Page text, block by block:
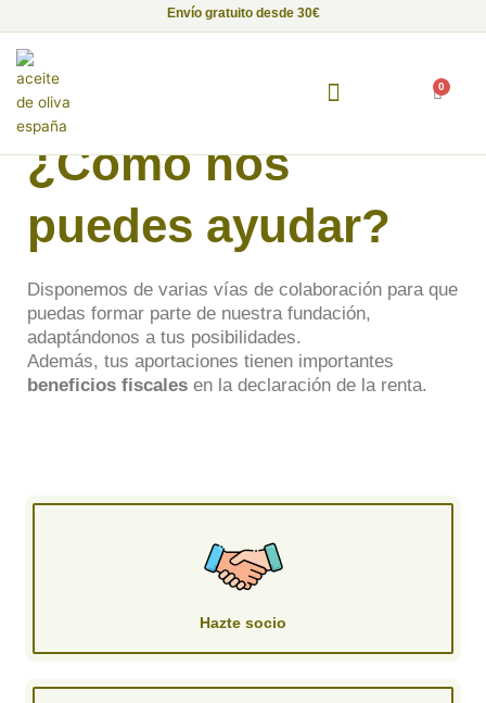
al
contenido
0
Carrito
Envío gratuito desde 30€
¿Cómo nos
puedes ayudar?
Disponemos de varias vías de colaboración para que
puedas formar parte de nuestra fundación,
adaptándonos a tus posibilidades.
Además, tus aportaciones tienen importantes
beneficios fiscales en la declaración de la renta.
Hazte socio